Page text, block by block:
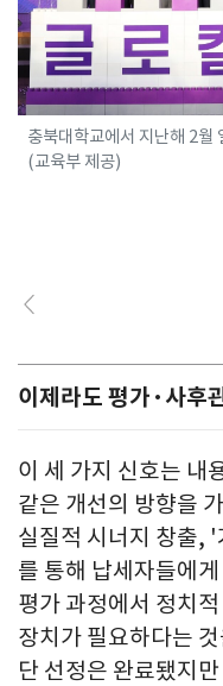
충북대학교에서 지난해 2월
(교육부 제공)
이제라도 평가·사후
이 세 가지 신호는 내
같은 개선의 방향을
실질적 시너지 창출,
를 통해 납세자들에
평가 과정에서 정치
장치가 필요하다는
단 선정은 완료됐지